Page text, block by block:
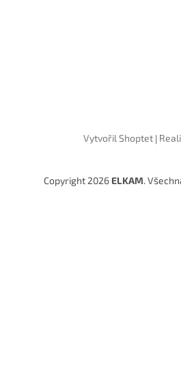
Vytvořil Shoptet|
Copyright 2026 ELKAM.